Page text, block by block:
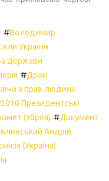
#Володимир
України
держави
#Дрон
з прав людини
2010 Президентські
(зброя) #Документ
Андрій
(Україна)